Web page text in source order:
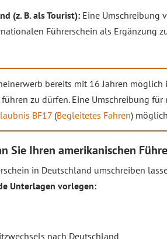
(z. B. als Tourist): Eine Umschreibung
Führerschein als Ergänzung
bereits mit 16 Jahren
zu dürfen. Eine Umschreibung
BF17 (Begleitetes Fahren)
Sie Ihren amerikanischen
in Deutschland umschreiben
Unterlagen vorlegen:
nach Deutschland